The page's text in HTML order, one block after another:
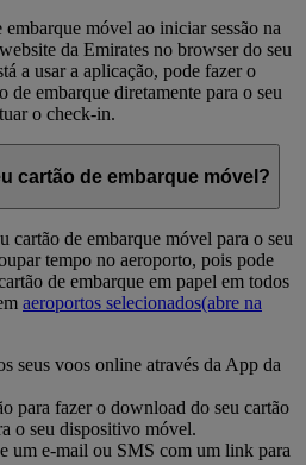
móvel ao iniciar sessão na
da Emirates no browser do seu
a usar a aplicação, pode fazer o
de embarque diretamente para o seu
o check-in.
cartão de embarque móvel?
cartão de embarque móvel para o seu
tempo no aeroporto, pois pode
de embarque em papel em todos
aeroportos selecionados(abre na
seus voos online através da App da
para fazer o download do seu cartão
o seu dispositivo móvel.
um e-mail ou SMS com um link para